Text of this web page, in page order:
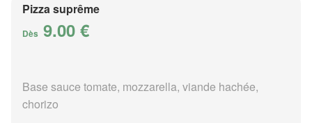
Pizza suprême
Dès 9.00 €
Base sauce tomate, mozzarella, viande hachée,
chorizo